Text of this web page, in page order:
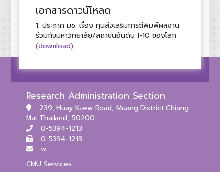
เอกสารดาวน์โหลด
1. ประกาศ มช. เรื่อง ทุนส่งเสริมการตีพิมพ์ผลงาน
ร่วมกับมหาวิทยาลัย/สถาบันอันดับ 1-10 ของโลก
(download)
Research Administration Section
239, Huay Kaew Road, Muang District,Chiang
Mai Thailand, 50200
0-5394-1213
0-5394-1213
w
CMU Services